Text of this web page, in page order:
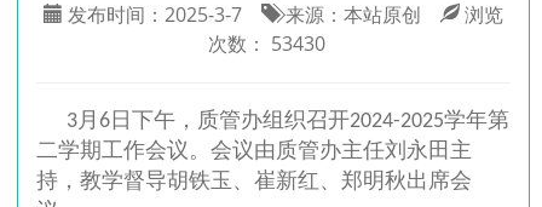
发布时间： 2025-3-7 来源： 本站原创
浏览
次数： 53430
3月6日下午，质管办组织召开2024-2025学年第
二学期工作会议。会议由质管办主任刘永田主
持，教学督导胡铁玉、崔新红、郑明秋出席会